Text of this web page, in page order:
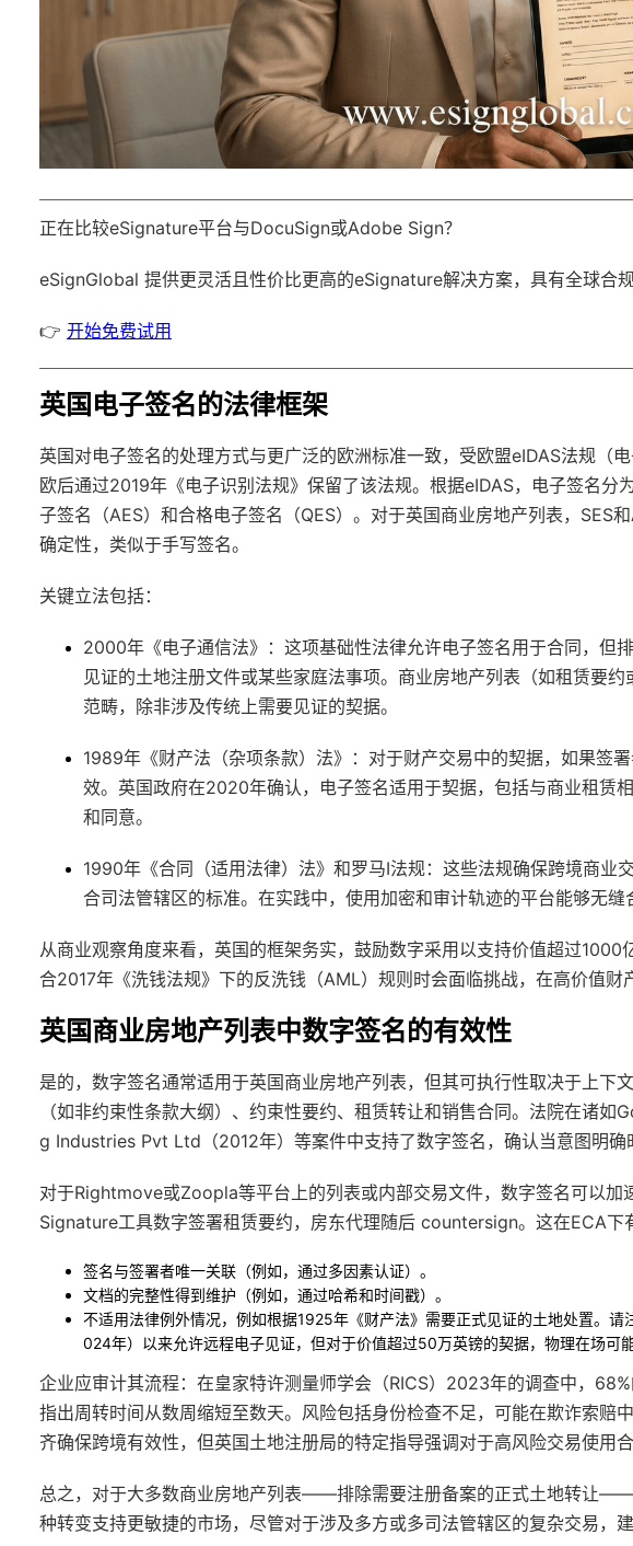
正在比较eSignature平台与DocuSign或Adobe Sign？
eSignGlobal 提供更灵活且性价比更高的eSignature解决方案，具有全球合
👉 开始免费试用
英国电子签名的法律框架
英国对电子签名的处理方式与更广泛的欧洲标准一致，受欧盟eIDAS法规（
欧后通过2019年《电子识别法规》保留了该法规。根据eIDAS，电子签名分
子签名（AES）和合格电子签名（QES）。对于英国商业房地产列表，SES
确定性，类似于手写签名。
关键立法包括：
2000年《电子通信法》 ：这项基础性法律允许电子签名用于合同，但
见证的土地注册文件或某些家庭法事项。商业房地产列表（如租赁要
范畴，除非涉及传统上需要见证的契据。
1989年《财产法（杂项条款）法》 ：对于财产交易中的契据，如果签
效。英国政府在2020年确认，电子签名适用于契据，包括与商业租赁
和同意。
1990年《合同（适用法律）法》和罗马I法规：这些法规确保跨境商业
合司法管辖区的标准。在实践中，使用加密和审计轨迹的平台能够无缝
从商业观察角度来看，英国的框架务实，鼓励数字采用以支持价值超过
合2017年《洗钱法规》下的反洗钱（AML）规则时会面临挑战，在高价值财
英国商业房地产列表中数字签名的有效性
是的，数字签名通常适用于英国商业房地产列表，但其可执行性取决于上下
（如非约束性条款大纲）、约束性要约、租赁转让和销售合同。法院在诸如
g Industries Pvt Ltd （2012年）等案件中支持了数字签名，确认当意图明确
对于Rightmove或Zoopla等平台上的列表或内部交易文件，数字签名可以加
Signature工具数字签署租赁要约，房东代理随后 countersign。这在ECA下
签名与签署者唯一关联（例如，通过多因素认证）。
文档的完整性得到维护（例如，通过哈希和时间戳）。
不适用法律例外情况，例如根据1925年《财产法》需要正式见证的土地处置。
024年）以来允许远程电子见证，但对于价值超过50万英镑的契据，物理在场可
企业应审计其流程：在皇家特许测量师学会（RICS）2023年的调查中，
指出周转时间从数周缩短至数天。风险包括身份检查不足，可能在欺诈索赔
齐确保跨境有效性，但英国土地注册局的特定指导强调对于高风险交易使用合
总之，对于大多数商业房地产列表——排除需要注册备案的正式土地转让
种转变支持更敏捷的市场，尽管对于涉及多方或多司法管辖区的复杂交易，建